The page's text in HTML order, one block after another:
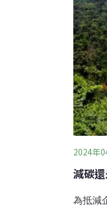
2024年
減碳
為抵減